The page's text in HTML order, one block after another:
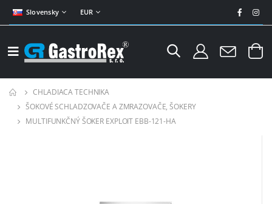
Slovensky EUR
CHLADIACA TECHNIKA
ŠOKOVÉ SCHLADZOVAČE A ZMRAZOVAČE, ŠOKERY
MULTIFUNKČNÝ ŠOKER EXPLOIT EBB-121-HA